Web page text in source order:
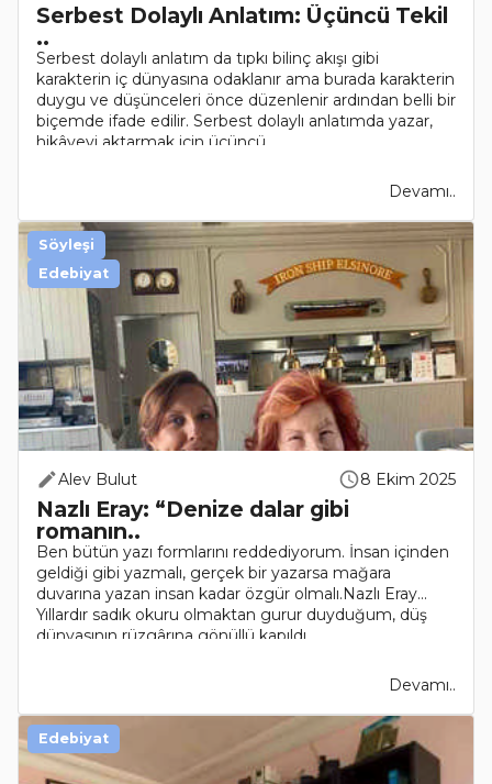
Serbest Dolaylı Anlatım: Üçüncü Tekil
..
Serbest dolaylı anlatım da tıpkı bilinç akışı gibi
karakterin iç dünyasına odaklanır ama burada karakterin
duygu ve düşünceleri önce düzenlenir ardından belli bir
biçemde ifade edilir. Serbest dolaylı anlatımda yazar,
hikâyeyi aktarmak için üçüncü ..
Devamı..
Alev Bulut 8 Ekim 2025
Nazlı Eray: “Denize dalar gibi
romanın..
Ben bütün yazı formlarını reddediyorum. İnsan içinden
geldiği gibi yazmalı, gerçek bir yazarsa mağara
duvarına yazan insan kadar özgür olmalı.Nazlı Eray...
Yıllardır sadık okuru olmaktan gurur duyduğum, düş
dünyasının rüzgârına gönüllü kapıldı..
Devamı..
Söyleşi
Edebiyat
Edebiyat